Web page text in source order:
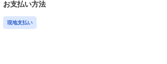
お支払い方法
現地支払い